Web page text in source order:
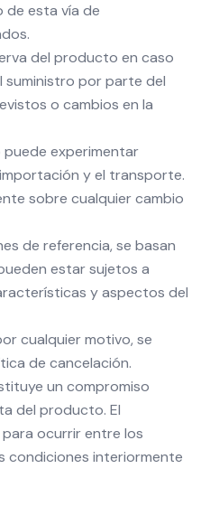
de esta vía de
del producto en caso
suministro por parte del
o cambios en la
experimentar
y el transporte.
sobre cualquier cambio
de referencia, se basan
estar sujetos a
y aspectos del
cualquier motivo, se
de cancelación.
un compromiso
del producto. El
ocurrir entre los
condiciones interiormente